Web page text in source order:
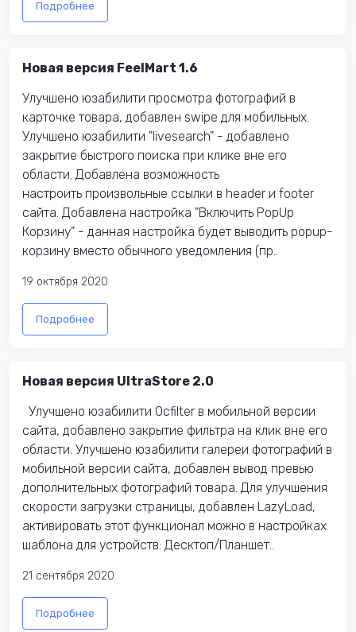
Подробнее
Новая версия FeelMart 1.6
Улучшено юзабилити просмотра фотографий в
карточке товара, добавлен swipe для мобильных.
Улучшено юзабилити "livesearch" - добавлено
закрытие быстрого поиска при клике вне его
области. Добавлена возможность
настроить произвольные ссылки в header и footer
сайта. Добавлена настройка "Включить PopUp
Корзину" - данная настройка будет выводить popup-
корзину вместо обычного уведомления (пр..
19 октября 2020
Подробнее
Новая версия UltraStore 2.0
Улучшено юзабилити Ocfilter в мобильной версии
сайта, добавлено закрытие фильтра на клик вне его
области. Улучшено юзабилити галереи фотографий в
мобильной версии сайта, добавлен вывод превью
дополнительных фотографий товара. Для улучшения
скорости загрузки страницы, добавлен LazyLoad,
активировать этот функционал можно в настройках
шаблона для устройств: Десктоп/Планшет..
21 сентября 2020
Подробнее